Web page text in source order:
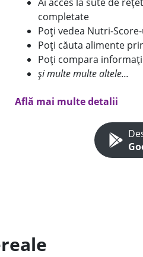
completate
Poți vedea Nutri-
Poți căuta alimente
Poți compara
și multe multe altele...
Află mai multe detalii